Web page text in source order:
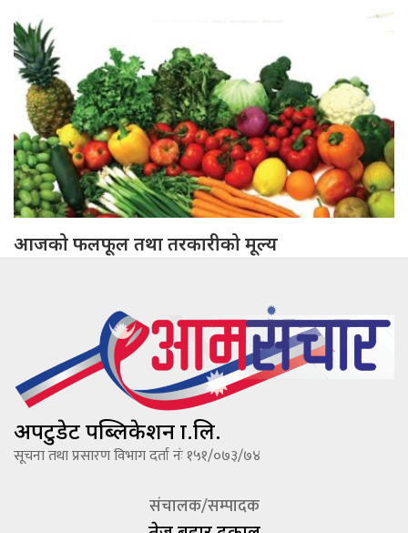
आजको फलफूल तथा तरकारीको मूल्य
अपटुडेट पब्लिकेशन प्रा.लि.
सूचना तथा प्रसारण विभाग दर्ता नंः १५१/०७३/७४
संचालक/सम्पादक